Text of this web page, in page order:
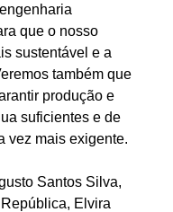
que o nosso
sustentável e a
também que
produção e
suficientes e de
vez mais exigente.
Santos Silva,
Elvira